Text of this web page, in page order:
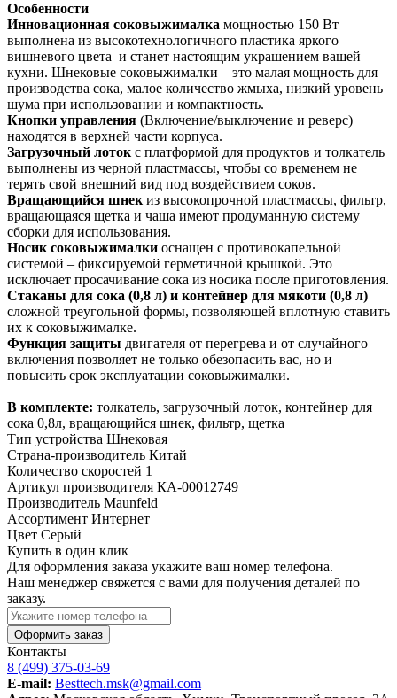
Особенности
Инновационная соковыжималка мощностью 150 Вт
выполнена из высокотехнологичного пластика яркого
вишневого цвета и станет настоящим украшением вашей
кухни. Шнековые соковыжималки – это малая мощность для
производства сока, малое количество жмыха, низкий уровень
шума при использовании и компактность.
Кнопки управления (Включение/выключение и реверс)
находятся в верхней части корпуса.
Загрузочный лоток с платформой для продуктов и толкатель
выполнены из черной пластмассы, чтобы со временем не
терять свой внешний вид под воздействием соков.
Вращающийся шнек из высокопрочной пластмассы, фильтр,
вращающаяся щетка и чаша имеют продуманную систему
сборки для использования.
Носик соковыжималки оснащен с противокапельной
системой – фиксируемой герметичной крышкой. Это
исключает просачивание сока из носика после приготовления.
Стаканы для сока (0,8 л) и контейнер для мякоти (0,8 л)
сложной треугольной формы, позволяющей вплотную ставить
их к соковыжималке.
Функция защиты двигателя от перегрева и от случайного
включения позволяет не только обезопасить вас, но и
повысить срок эксплуатации соковыжималки.
В комплекте: толкатель, загрузочный лоток, контейнер для
сока 0,8л, вращающийся шнек, фильтр, щетка
Тип устройства Шнековая
Страна-производитель Китай
Количество скоростей 1
Артикул производителя КА-00012749
Производитель Maunfeld
Ассортимент Интернет
Цвет Серый
Купить в один клик
Для оформления заказа укажите ваш номер телефона.
Наш менеджер свяжется с вами для получения деталей по
заказу.
Оформить заказ
Контакты
8 (499) 375-03-69
E-mail: Besttech.msk@gmail.com